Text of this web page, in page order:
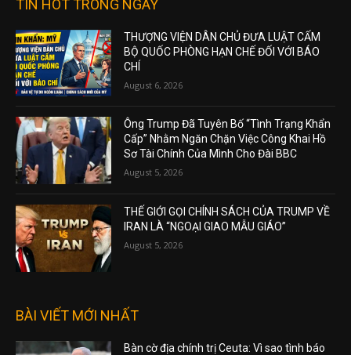
TIN HOT TRONG NGÀY
THƯỢNG VIỆN DÂN CHỦ ĐƯA LUẬT CẤM
BỘ QUỐC PHÒNG HẠN CHẾ ĐỐI VỚI BÁO
CHÍ
August 6, 2026
Ông Trump Đã Tuyên Bố “Tình Trạng Khẩn
Cấp” Nhằm Ngăn Chặn Việc Công Khai Hồ
Sơ Tài Chính Của Mình Cho Đài BBC
August 5, 2026
THẾ GIỚI GỌI CHÍNH SÁCH CỦA TRUMP VỀ
IRAN LÀ “NGOẠI GIAO MẪU GIÁO”
August 5, 2026
BÀI VIẾT MỚI NHẤT
Bàn cờ địa chính trị Ceuta: Vì sao tình báo